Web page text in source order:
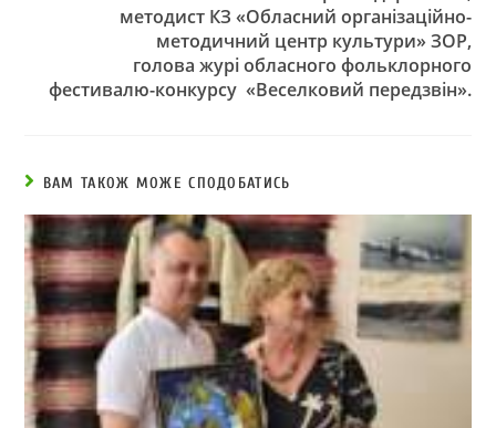
методист КЗ «Обласний організаційно-
методичний центр культури» ЗОР,
голова журі обласного фольклорного
фестивалю-конкурсу «Веселковий передзвін».
ВАМ ТАКОЖ МОЖЕ СПОДОБАТИСЬ